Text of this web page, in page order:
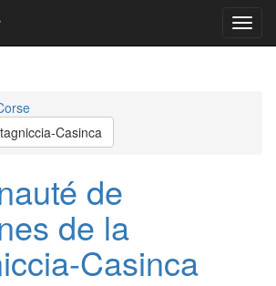
Menu
Casinca
de
de la
Casinca